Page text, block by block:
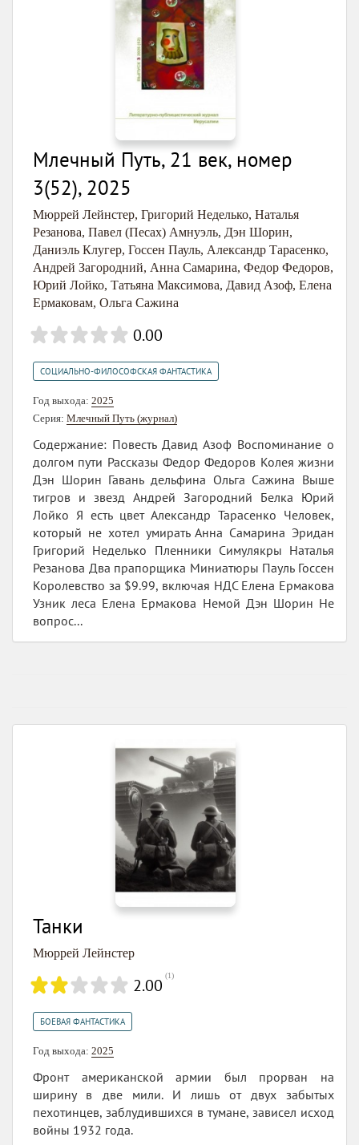
Млечный Путь, 21 век, номер
3(52), 2025
Мюррей Лейнстер, Григорий Неделько, Наталья
Резанова, Павел (Песах) Амнуэль, Дэн Шорин,
Даниэль Клугер, Госсен Пауль, Александр Тарасенко,
Андрей Загородний, Анна Самарина, Федор Федоров,
Юрий Лойко, Татьяна Максимова, Давид Азоф, Елена
Ермаковам, Ольга Сажина
0.00
СОЦИАЛЬНО-ФИЛОСОФСКАЯ ФАНТАСТИКА
Год выхода: 2025
Серия: Млечный Путь (журнал)
Содержание: Повесть Давид Азоф Воспоминание о
долгом пути Рассказы Федор Федоров Колея жизни
Дэн Шорин Гавань дельфина Ольга Сажина Выше
тигров и звезд Андрей Загородний Белка Юрий
Лойко Я есть цвет Александр Тарасенко Человек,
который не хотел умирать Анна Самарина Эридан
Григорий Неделько Пленники Симулякры Наталья
Резанова Два прапорщика Миниатюры Пауль Госсен
Королевство за $9.99, включая НДС Елена Ермакова
Узник леса Елена Ермакова Немой Дэн Шорин Не
вопрос...
Танки
Мюррей Лейнстер
2.00 (1)
БОЕВАЯ ФАНТАСТИКА
Год выхода: 2025
Фронт американской армии был прорван на
ширину в две мили. И лишь от двух забытых
пехотинцев, заблудившихся в тумане, зависел исход
войны 1932 года.